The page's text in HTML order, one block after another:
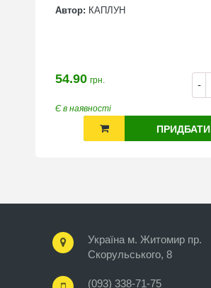
Автор: КАПЛУН
-
54.90 грн.
Є в наявності
ПРИДБАТИ
Україна м. Житомир пр.
Скорульського, 8
(093) 338-71-75